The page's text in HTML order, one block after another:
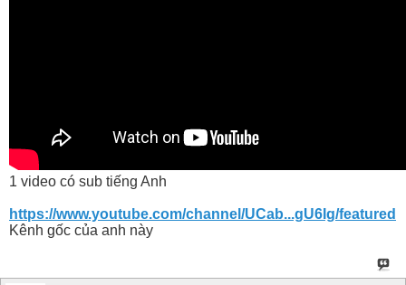
1 video có sub tiếng Anh
https://www.youtube.com/channel/UCab...gU6Ig/featured
Kênh gốc của anh này